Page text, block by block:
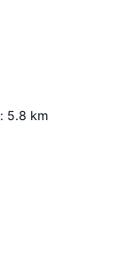
: 5.8 km